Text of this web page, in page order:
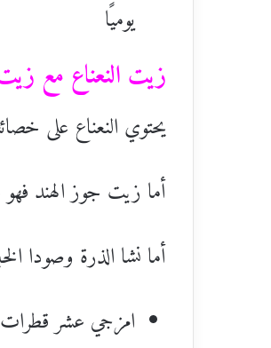
يوميًا
زيت النعناع مع
يحتوي النعناع على
أما زيت جوز الهند فهو
أما نشا الذرة وصودا
امزجي عشر